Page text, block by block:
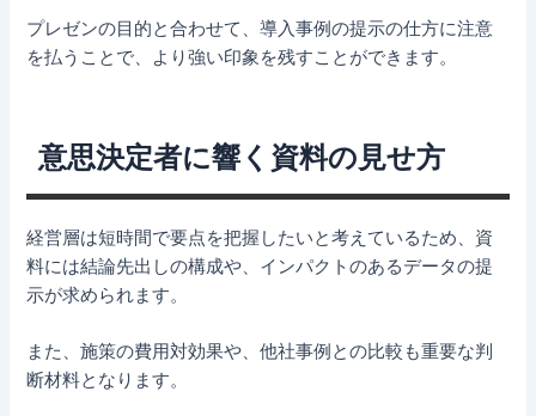
プレゼンの目的と合わせて、導入事例の提示の仕方に注意
を払うことで、より強い印象を残すことができます。
意思決定者に響く資料の見せ方
経営層は短時間で要点を把握したいと考えているため、資
料には結論先出しの構成や、インパクトのあるデータの提
示が求められます。
また、施策の費用対効果や、他社事例との比較も重要な判
断材料となります。